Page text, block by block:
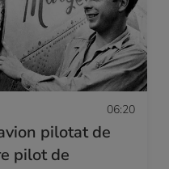
06:20
pilotat de
pilot de